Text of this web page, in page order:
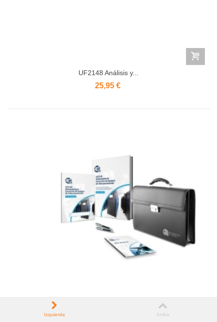
UF2148 Análisis y...
25,95 €
Izquierda Arriba